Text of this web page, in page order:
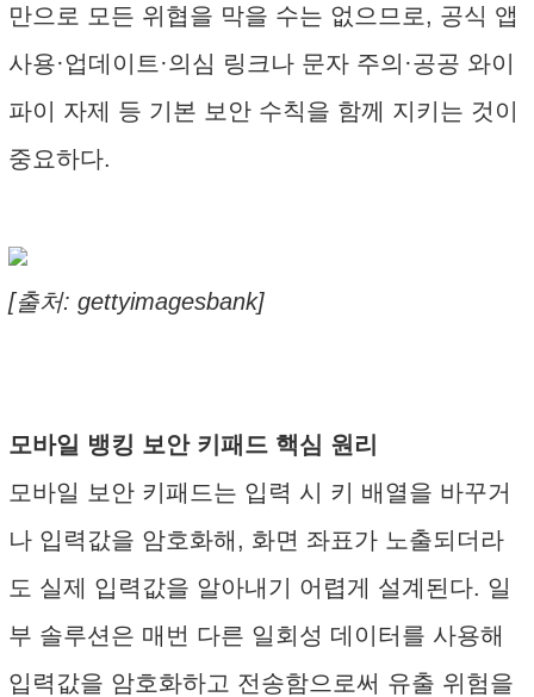
만으로 모든 위협을 막을 수는 없으므로, 공식 앱
사용·업데이트·의심 링크나 문자 주의·공공 와이
파이 자제 등 기본 보안 수칙을 함께 지키는 것이
중요하다.
[출처: gettyimagesbank]
모바일 뱅킹 보안 키패드 핵심 원리
모바일 보안 키패드는 입력 시 키 배열을 바꾸거
나 입력값을 암호화해, 화면 좌표가 노출되더라
도 실제 입력값을 알아내기 어렵게 설계된다. 일
부 솔루션은 매번 다른 일회성 데이터를 사용해
입력값을 암호화하고 전송함으로써 유출 위험을